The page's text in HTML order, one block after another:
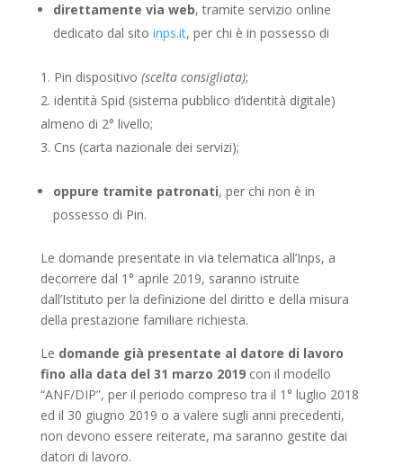
direttamente via web, tramite servizio online
dedicato dal sito inps.it, per chi è in possesso di
Pin dispositivo (scelta consigliata);
identità Spid (sistema pubblico d’identità digitale)
almeno di 2° livello;
Cns (carta nazionale dei servizi);
oppure tramite patronati, per chi non è in
possesso di Pin.
Le domande presentate in via telematica all’Inps, a
decorrere dal 1° aprile 2019, saranno istruite
dall’Istituto per la definizione del diritto e della misura
della prestazione familiare richiesta.
Le domande già presentate al datore di lavoro
fino alla data del 31 marzo 2019 con il modello
“ANF/DIP”, per il periodo compreso tra il 1° luglio 2018
ed il 30 giugno 2019 o a valere sugli anni precedenti,
non devono essere reiterate, ma saranno gestite dai
datori di lavoro.